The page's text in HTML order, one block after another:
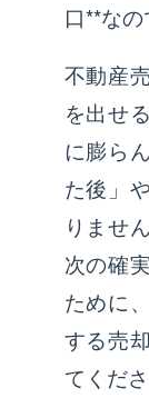
口**なの
不動産
を出せ
に膨ら
た後」
りませ
次の確
ために
する売
てくださ